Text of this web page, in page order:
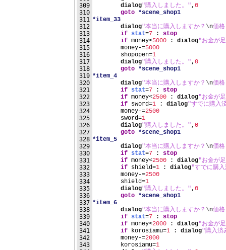
309
310
311
312
313
314
315
316
317
318
319
320
321
322
323
324
325
326
327
328
329
330
331
332
333
334
335
336
337
338
339
340
341
342
343
dialog"購入しました。", 0
goto *scene_shop1
*item_33
dialog"本当に購入しますか？ \n価
if stat=7 : stop
if money<5000 : dialog"お金が
	money-=
5000
	shopopen=
1
dialog"購入しました。", 0
goto *scene_shop1
*item_4
dialog"本当に購入しますか？ \n価
if stat=7 : stop
if money<2500 : dialog"お金が
if sword=1 : dialog"すでに購入
	money-=
2500
	sword=
1
dialog"購入しました。", 0
goto *scene_shop1
*item_5
dialog"本当に購入しますか？ \n価
if stat=7 : stop
if money<2500 : dialog"お金が
if shield=1 : dialog"すでに購
	money-=
2500
	shield=
1
dialog"購入しました。", 0
goto *scene_shop1
*item_6
dialog"本当に購入しますか？ \n価
if stat=7 : stop
if money<2000 : dialog"お金が
if korosiamu=1 : dialog"購入済
	money-=
2000
	korosiamu=
1